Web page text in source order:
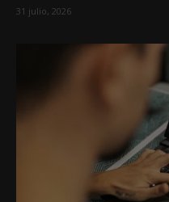
31 julio, 2026